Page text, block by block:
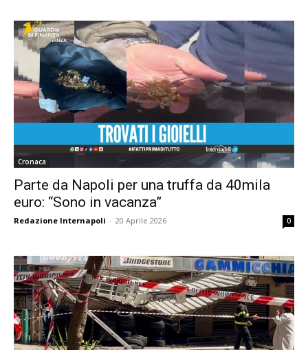
Cronaca
Parte da Napoli per una truffa da 40mila
euro: “Sono in vacanza”
Redazione Internapoli - 20 Aprile 2026 0